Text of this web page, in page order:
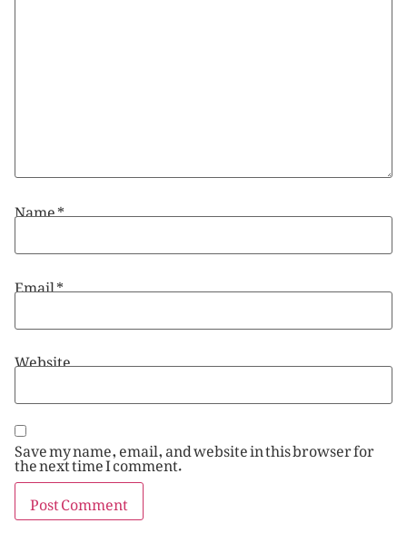
Name*
Email*
Website
Save my name, email, and website in this browser for
the next time I comment.